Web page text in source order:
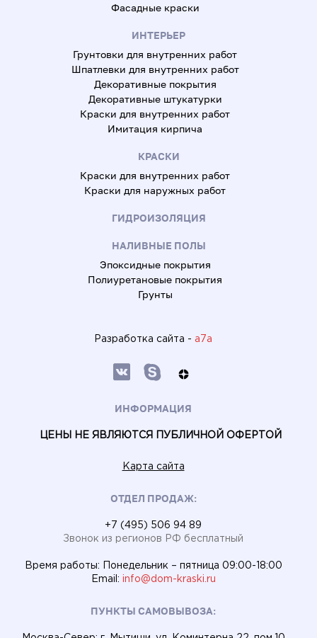
Фасадные краски
ИНТЕРЬЕР
Грунтовки для внутренних работ
Шпатлевки для внутренних работ
Декоративные покрытия
Декоративные штукатурки
Краски для внутренних работ
Имитация кирпича
КРАСКИ
Краски для внутренних работ
Краски для наружных работ
ГИДРОИЗОЛЯЦИЯ
НАЛИВНЫЕ ПОЛЫ
Эпоксидные покрытия
Полиуретановые покрытия
Грунты
Разработка сайта - a7a
ИНФОРМАЦИЯ
ЦЕНЫ НЕ ЯВЛЯЮТСЯ ПУБЛИЧНОЙ ОФЕРТОЙ
Карта сайта
ОТДЕЛ ПРОДАЖ:
+7 (495) 506 94 89
Звонок из регионов РФ бесплатный
Время работы: Понедельник – пятница 09:00-18:00
Email: info@dom-kraski.ru
ПУНКТЫ САМОВЫВОЗА: